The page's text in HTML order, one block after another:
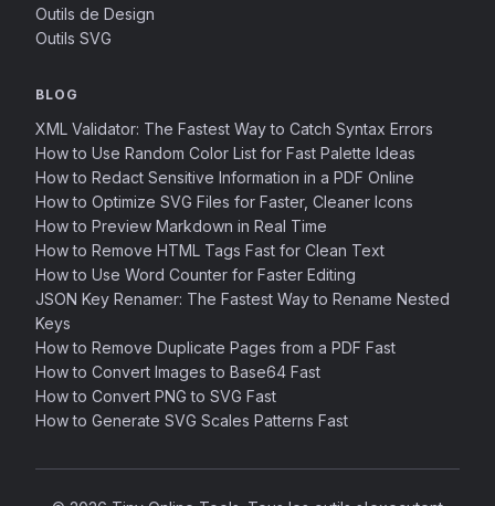
Outils de Design
Outils SVG
BLOG
XML Validator: The Fastest Way to Catch Syntax Errors
How to Use Random Color List for Fast Palette Ideas
How to Redact Sensitive Information in a PDF Online
How to Optimize SVG Files for Faster, Cleaner Icons
How to Preview Markdown in Real Time
How to Remove HTML Tags Fast for Clean Text
How to Use Word Counter for Faster Editing
JSON Key Renamer: The Fastest Way to Rename Nested
Keys
How to Remove Duplicate Pages from a PDF Fast
How to Convert Images to Base64 Fast
How to Convert PNG to SVG Fast
How to Generate SVG Scales Patterns Fast